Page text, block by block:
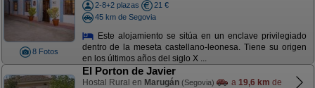
8 Fotos
2-8+2 plazas
21 €
45 km de Segovia
Este alojamiento se sitúa en un enclave privilegiado
dentro de la meseta castellano-leonesa. Tiene su origen
en los últimos años del siglo X ...
El Porton de Javier
Hostal Rural en Marugán (Segovia) a 19,6 km de